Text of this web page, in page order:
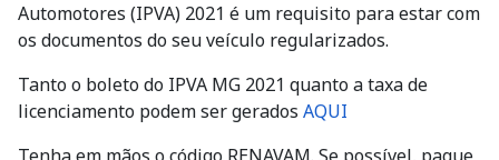
Automotores (IPVA) 2021 é um requisito para estar com
os documentos do seu veículo regularizados.
Tanto o boleto do IPVA MG 2021 quanto a taxa de
licenciamento podem ser gerados AQUI